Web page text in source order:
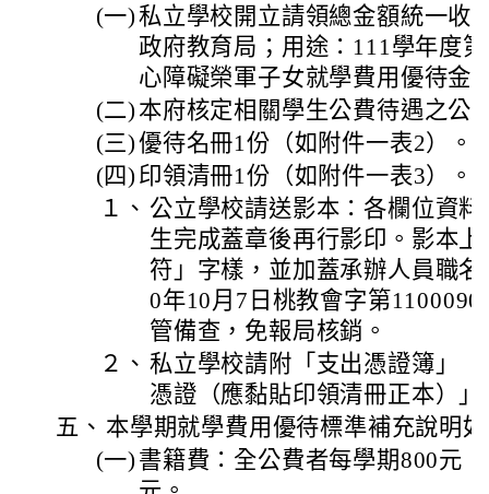
(一)私立學校開立請領總金額統一收
政府教育局；用途：111學年度
心障礙榮軍子女就學費用優待金
(二) 本府核定相關學生公費待遇之公
(三)優待名冊1份（如附件一表2）。
(四) 印領清冊1份（如附件一表3）。
１、 公立學校請送影本：各欄位資
生完成蓋章後再行影印。影本
符」字樣，並加蓋承辦人員職
0年10月7日桃教會字第
管備查，免報局核銷。
２、 私立學校請附「支出憑證簿」
憑證（應黏貼印領清冊正本）」
五、 本學期就學費用優待標準補充說明
(一) 書籍費：全公費者每學期800元